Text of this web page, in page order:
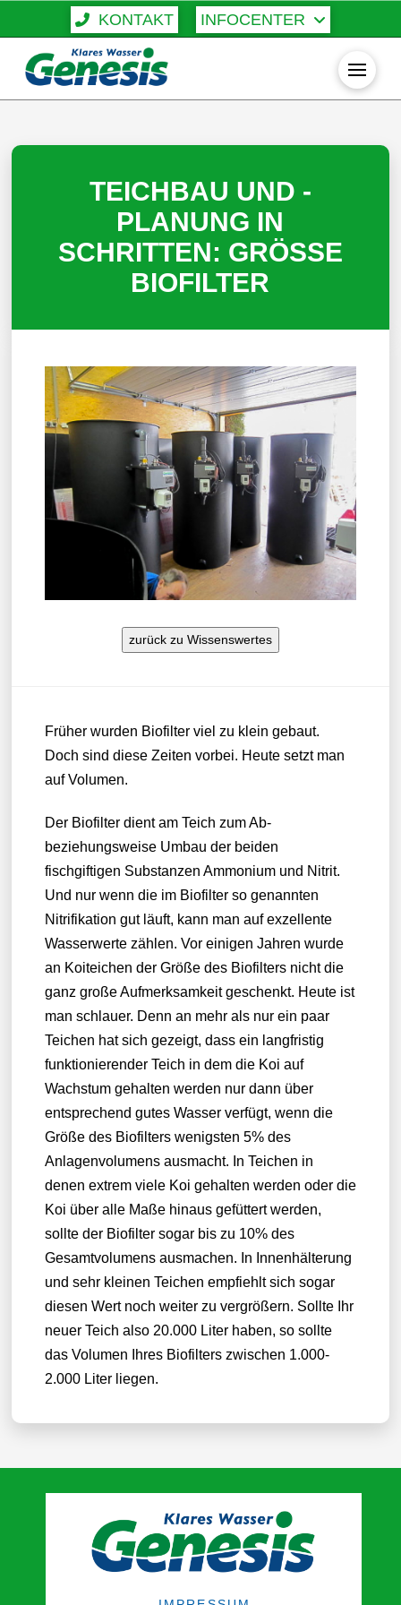
KONTAKT INFOCENTER
TEICHBAU UND -
PLANUNG IN
SCHRITTEN: GRÖSSE
BIOFILTER
zurück zu Wissenswertes
Früher wurden Biofilter viel zu klein gebaut.
Doch sind diese Zeiten vorbei. Heute setzt man
auf Volumen.
Der Biofilter dient am Teich zum Ab-
beziehungsweise Umbau der beiden
fischgiftigen Substanzen Ammonium und Nitrit.
Und nur wenn die im Biofilter so genannten
Nitrifikation gut läuft, kann man auf exzellente
Wasserwerte zählen. Vor einigen Jahren wurde
an Koiteichen der Größe des Biofilters nicht die
ganz große Aufmerksamkeit geschenkt. Heute ist
man schlauer. Denn an mehr als nur ein paar
Teichen hat sich gezeigt, dass ein langfristig
funktionierender Teich in dem die Koi auf
Wachstum gehalten werden nur dann über
entsprechend gutes Wasser verfügt, wenn die
Größe des Biofilters wenigsten 5% des
Anlagenvolumens ausmacht. In Teichen in
denen extrem viele Koi gehalten werden oder die
Koi über alle Maße hinaus gefüttert werden,
sollte der Biofilter sogar bis zu 10% des
Gesamtvolumens ausmachen. In Innenhälterung
und sehr kleinen Teichen empfiehlt sich sogar
diesen Wert noch weiter zu vergrößern. Sollte Ihr
neuer Teich also 20.000 Liter haben, so sollte
das Volumen Ihres Biofilters zwischen 1.000-
2.000 Liter liegen.